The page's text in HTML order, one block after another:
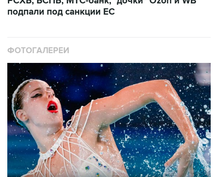
подпали под санкции ЕС
ФОТОГАЛЕРЕИ